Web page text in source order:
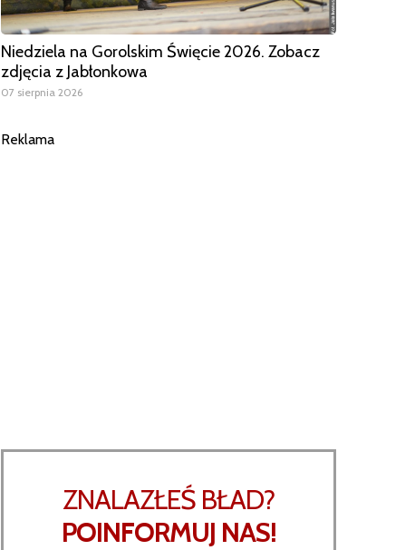
Niedziela na Gorolskim Święcie 2026. Zobacz
zdjęcia z Jabłonkowa
07 sierpnia 2026
Reklama
ZNALAZŁEŚ BŁAD?
POINFORMUJ NAS!